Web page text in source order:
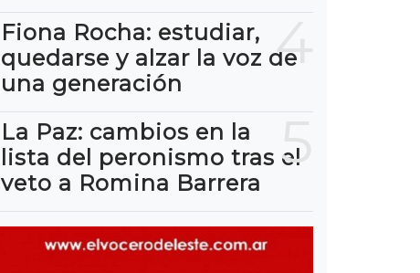
4
Fiona Rocha: estudiar,
quedarse y alzar la voz de
una generación
5
La Paz: cambios en la
lista del peronismo tras el
veto a Romina Barrera